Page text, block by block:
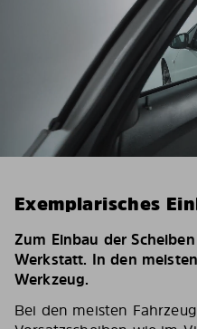
Exemplarisches
Zum Einbau der
Werkstatt. In den
Werkzeug.
Bei den meisten